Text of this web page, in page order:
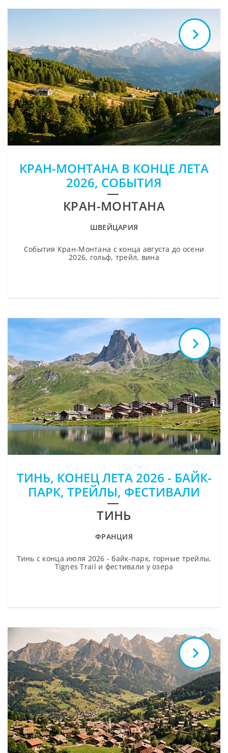
КРАН-МОНТАНА В КОНЦЕ ЛЕТА
2026, СОБЫТИЯ
КРАН-МОНТАНА
ШВЕЙЦАРИЯ
События Кран-Монтана с конца августа до осени
2026, гольф, трейл, вина
ТИНЬ, КОНЕЦ ЛЕТА 2026 - БАЙК-
ПАРК, ТРЕЙЛЫ, ФЕСТИВАЛИ
ТИНЬ
ФРАНЦИЯ
Тинь с конца июля 2026 - байк-парк, горные трейлы,
Tignes Trail и фестивали у озера